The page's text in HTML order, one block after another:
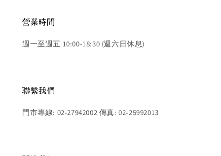
營業時間
週一至週五 10:00-18:30 (週六日休息)
聯繫我們
門市專線: 02-27942002 傳真: 02-25992013